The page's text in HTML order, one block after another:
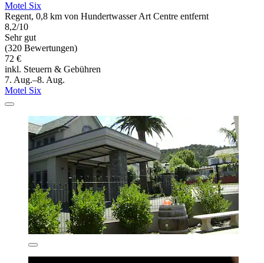
Motel Six
Regent, 0,8 km von Hundertwasser Art Centre entfernt
8,2/10
Sehr gut
(320 Bewertungen)
72 €
inkl. Steuern & Gebühren
7. Aug.–8. Aug.
Motel Six